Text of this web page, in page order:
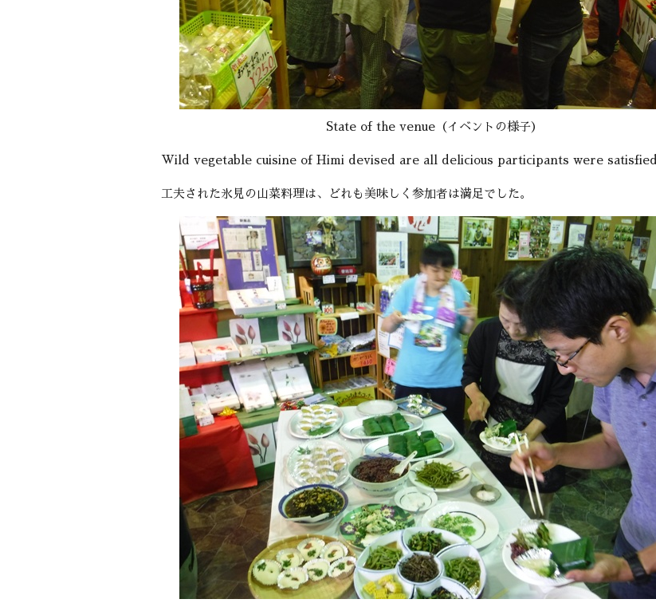
State of the venue（イベントの様子）
Wild vegetable cuisine of Himi devised are all delicious participants were satisfied.
工夫された氷見の山菜料理は、どれも美味しく参加者は満足でした。